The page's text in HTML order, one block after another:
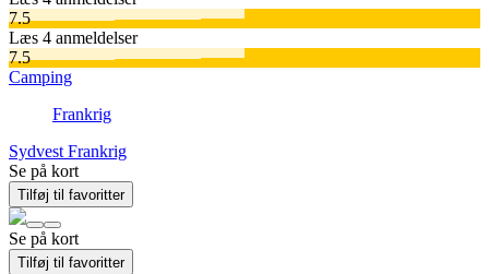
7.5
Læs 4 anmeldelser
7.5
Camping
Frankrig
Sydvest Frankrig
Se på kort
Tilføj til favoritter
Se på kort
Tilføj til favoritter